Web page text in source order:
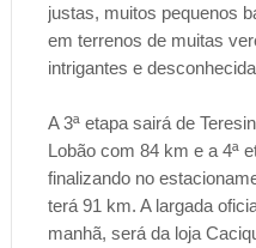
justas, muitos pequenos
em terrenos de muitas
intrigantes e
A 3ª etapa sairá de
Lobão com 84 km e a 4ª
finalizando no
terá 91 km. A largada
manhã, será da loja